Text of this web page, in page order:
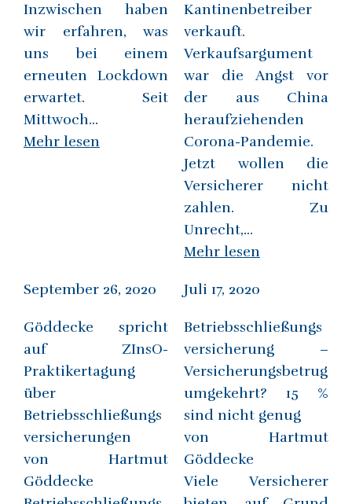
Inzwischen haben
wir erfahren, was
uns bei einem
erneuten Lockdown
erwartet. Seit
Mittwoch...
Mehr lesen
Kantinenbetreiber
verkauft.
Verkaufsargument
war die Angst vor
der aus China
heraufziehenden
Corona-Pandemie.
Jetzt wollen die
Versicherer nicht
zahlen. Zu
Unrecht,...
Mehr lesen
September 26, 2020
Göddecke spricht
auf ZInsO-
Praktikertagung
über
Betriebsschließungs
versicherungen
von Hartmut
Göddecke
Juli 17, 2020
Betriebsschließungs
versicherung –
Versicherungsbetrug
umgekehrt? 15 %
sind nicht genug
von Hartmut
Göddecke
Viele Versicherer